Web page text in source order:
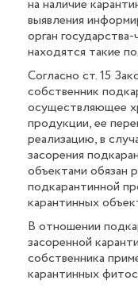
на наличие
выявления
орган
находятся такие
Согласно ст. 15
собственник
осуществляющее
продукции, ее
реализацию, в
засорения
объектами обязан
подкарантинной
карантинных
В отношении
засоренной
собственника
карантинных